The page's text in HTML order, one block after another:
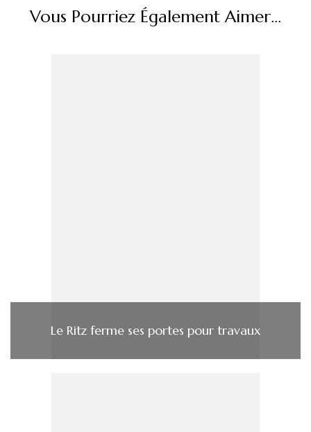
Vous Pourriez Également Aimer...
Le Ritz ferme ses portes pour travaux